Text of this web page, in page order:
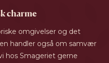
charme
omgivelser og det
handler også om samvær
hos Smageriet gerne